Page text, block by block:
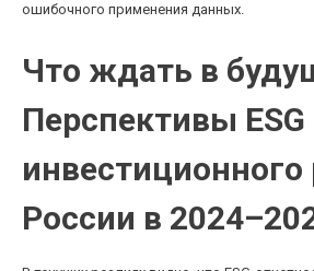
ошибочного применения данных.
Что ждать в
Перспективы ESG
России в